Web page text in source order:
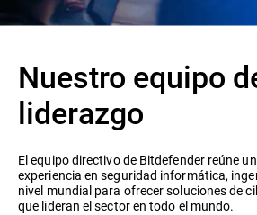
Nuestro equipo
liderazgo
El equipo directivo de Bitdefender reúne
experiencia en seguridad informática,
nivel mundial para ofrecer soluciones de
que lideran el sector en todo el mundo.